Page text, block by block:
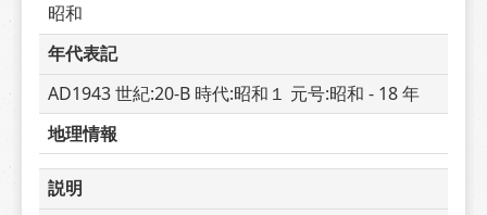
昭和
年代表記
AD1943 世紀:20-B 時代:昭和１ 元号:昭和 - 18 年
地理情報
説明